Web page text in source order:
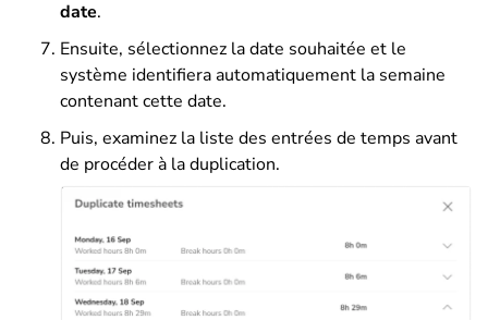
date.
Ensuite, sélectionnez la date souhaitée et le
système identifiera automatiquement la semaine
contenant cette date.
Puis, examinez la liste des entrées de temps avant
de procéder à la duplication.